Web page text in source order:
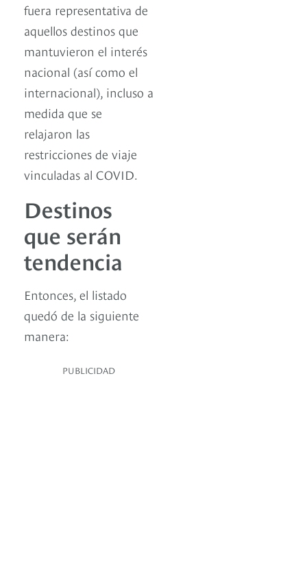
fuera representativa de
aquellos destinos que
mantuvieron el interés
nacional (así como el
internacional), incluso a
medida que se
relajaron las
restricciones de viaje
vinculadas al COVID.
Destinos
que serán
tendencia
Entonces, el listado
quedó de la siguiente
manera:
PUBLICIDAD